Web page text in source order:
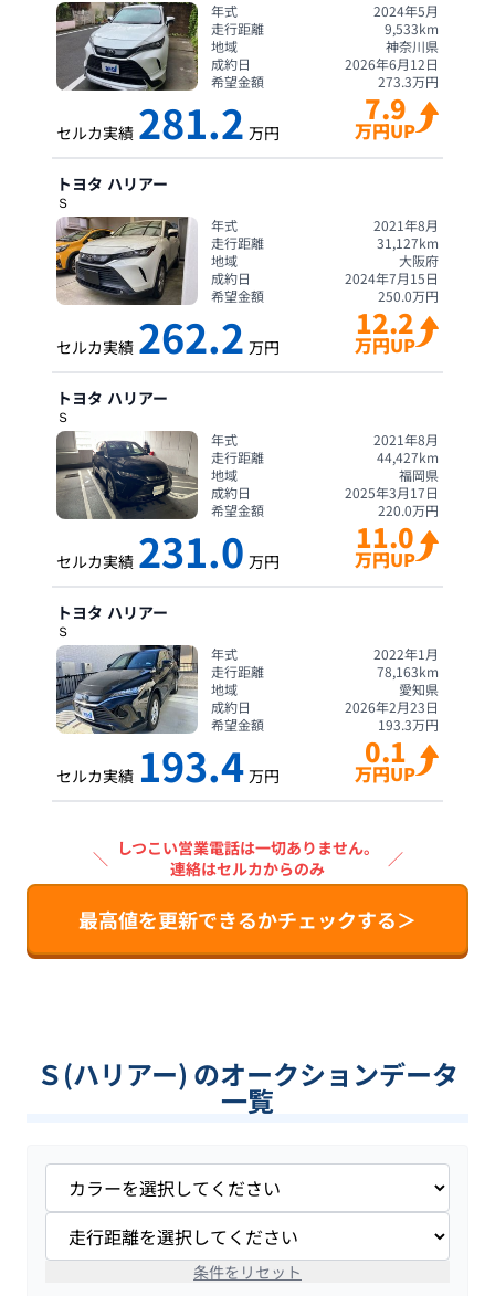
年式
2024年5月
走行距離
9,533km
地域
神奈川県
成約日
2026年6月12日
希望金額
273.3万円
セルカ実績 281.2 万円
7.9
万円UP
トヨタ ハリアー
Ｓ
年式
2021年8月
走行距離
31,127km
地域
大阪府
成約日
2024年7月15日
希望金額
250.0万円
セルカ実績 262.2 万円
12.2
万円UP
トヨタ ハリアー
Ｓ
年式
2021年8月
走行距離
44,427km
地域
福岡県
成約日
2025年3月17日
希望金額
220.0万円
セルカ実績 231.0 万円
11.0
万円UP
トヨタ ハリアー
Ｓ
年式
2022年1月
走行距離
78,163km
地域
愛知県
成約日
2026年2月23日
希望金額
193.3万円
セルカ実績 193.4 万円
0.1
万円UP
＼ しつこい営業電話は一切ありません。
連絡はセルカからのみ
／
最高値を更新できるかチェックする＞
Ｓ(ハリアー) のオークションデータ
一覧
条件をリセット